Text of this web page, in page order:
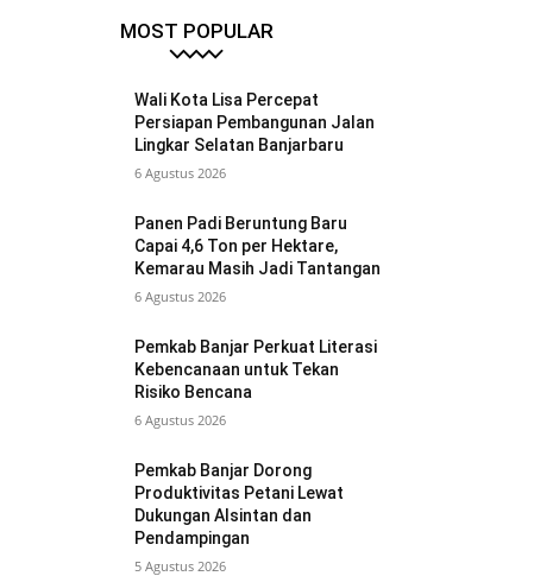
MOST POPULAR
Wali Kota Lisa Percepat
Persiapan Pembangunan Jalan
Lingkar Selatan Banjarbaru
6 Agustus 2026
Panen Padi Beruntung Baru
Capai 4,6 Ton per Hektare,
Kemarau Masih Jadi Tantangan
6 Agustus 2026
Pemkab Banjar Perkuat Literasi
Kebencanaan untuk Tekan
Risiko Bencana
6 Agustus 2026
Pemkab Banjar Dorong
Produktivitas Petani Lewat
Dukungan Alsintan dan
Pendampingan
5 Agustus 2026